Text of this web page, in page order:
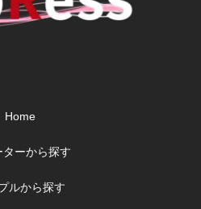
Home
ターから探す
ルから探す